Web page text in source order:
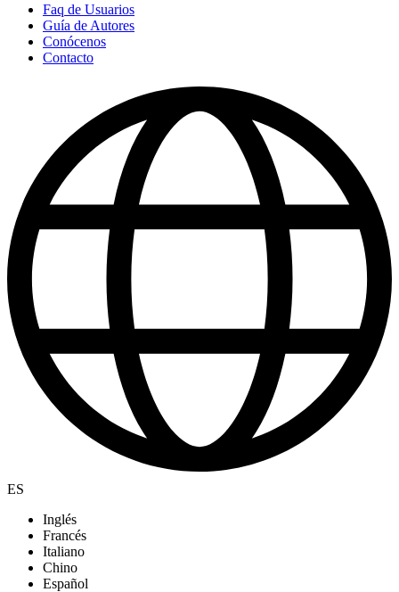
Faq de Usuarios
Guía de Autores
Conócenos
Contacto
ES
Inglés
Francés
Italiano
Chino
Español